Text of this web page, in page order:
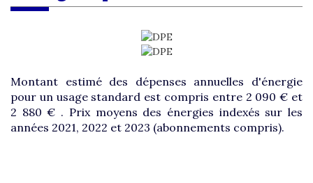
Montant estimé des dépenses annuelles d'énergie
pour un usage standard est compris entre 2 090 € et
2 880 € . Prix moyens des énergies indexés sur les
années 2021, 2022 et 2023 (abonnements compris).